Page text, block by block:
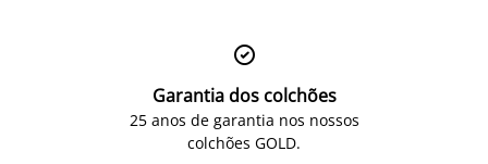

Garantia dos colchões
25 anos de garantia nos nossos
colchões GOLD.